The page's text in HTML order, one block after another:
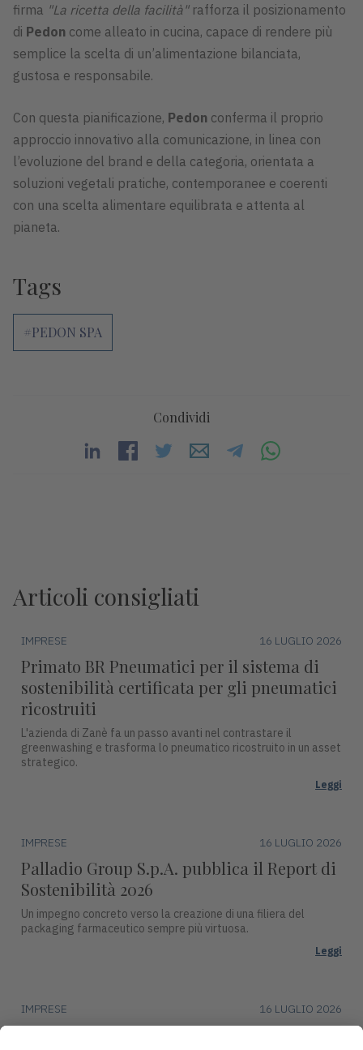
firma "La ricetta della facilità"rafforza il posizionamento
di Pedon come alleato in cucina, capace di rendere più
semplice la scelta di un’alimentazione bilanciata,
gustosa e responsabile.
Con questa pianificazione, Pedon conferma il proprio
approccio innovativo alla comunicazione, in linea con
l’evoluzione del brand e della categoria, orientata a
soluzioni vegetali pratiche, contemporanee e coerenti
con una scelta alimentare equilibrata e attenta al
pianeta.
Tags
#PEDON SPA
Condividi
Articoli consigliati
IMPRESE 16 LUGLIO 2026
Primato BR Pneumatici per il sistema di
sostenibilità certificata per gli pneumatici
ricostruiti
L'azienda di Zanè fa un passo avanti nel contrastare il
greenwashing e trasforma lo pneumatico ricostruito in un asset
strategico.
Leggi
IMPRESE 16 LUGLIO 2026
Palladio Group S.p.A. pubblica il Report di
Sostenibilità 2026
Un impegno concreto verso la creazione di una filiera del
packaging farmaceutico sempre più virtuosa.
Leggi
IMPRESE 16 LUGLIO 2026